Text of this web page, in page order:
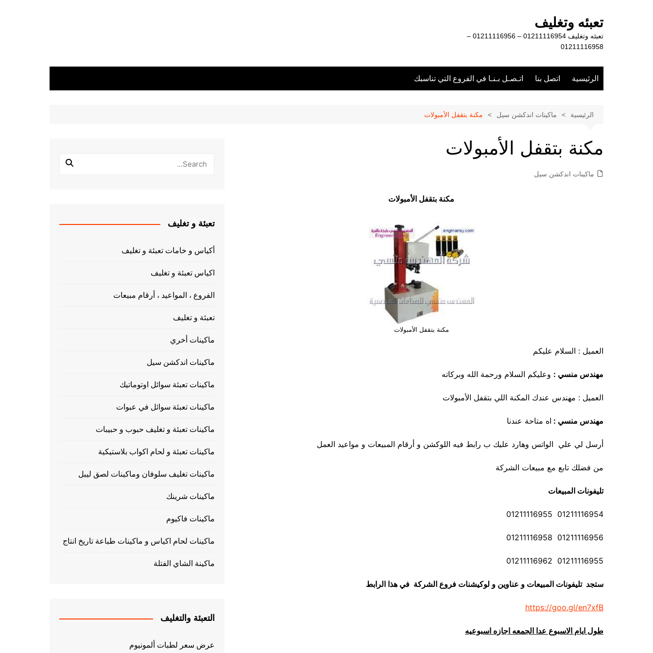
تعبئه وتغليف
تعبئه وتغليف 01211116954 – 01211116956 –
01211116958
الرئيسية اتصل بنا اتـصـل بـنـا في الفروع التي تناسبك
الرئيسية ماكينات اندكشن سيل مكنة بتقفل الأمبولات
مكنة بتقفل الأمبولات
ماكينات اندكشن سيل
مكنة بتقفل الأمبولات
مكنة بتقفل الأمبولات
العميل : السلام عليكم
مهندس منسي : وعليكم السلام ورحمة الله وبركاته
العميل : مهندس عندك المكنة اللي بتقفل الأمبولات
مهندس منسي : اه متاحة عندنا
أرسل لي علي الواتس وهارد عليك ب رابط فيه اللوكشن و أرقام المبيعات و مواعيد العمل
من فضلك تابع مع مبيعات الشركة
تليفونات المبيعات
01211116954 01211116955
01211116956 01211116958
01211116955 01211116962
ستجد تليفونات المبيعات و عناوين و لوكيشنات فروع الشركة في هذا الرابط
https://goo.gl/en7xfB
طول ايام الاسبوع عدا الجمعه اجازه اسبوعيه
تعبئة و تغليف
أكياس و خامات تعبئة و تغليف
اكياس تعبئة و تغليف
الفروع ، المواعيد ، أرقام مبيعات
تعبئة و تغليف
ماكينات أخري
ماكينات اندكشن سيل
ماكينات تعبئة سوائل اوتوماتيك
ماكينات تعبئة سوائل في عبوات
ماكينات تعبئة و تغليف حبوب و حبيبات
ماكينات تعبئة و لحام اكواب بلاستيكية
ماكينات تغليف سلوفان وماكينات لصق ليبل
ماكينات شرينك
ماكينات فاكيوم
ماكينات لحام اكياس و ماكينات طباعة تاريخ انتاج
ماكينة الشاي الفتلة
التعبئة والتغليف
عرض سعر لطبات ألمونيوم